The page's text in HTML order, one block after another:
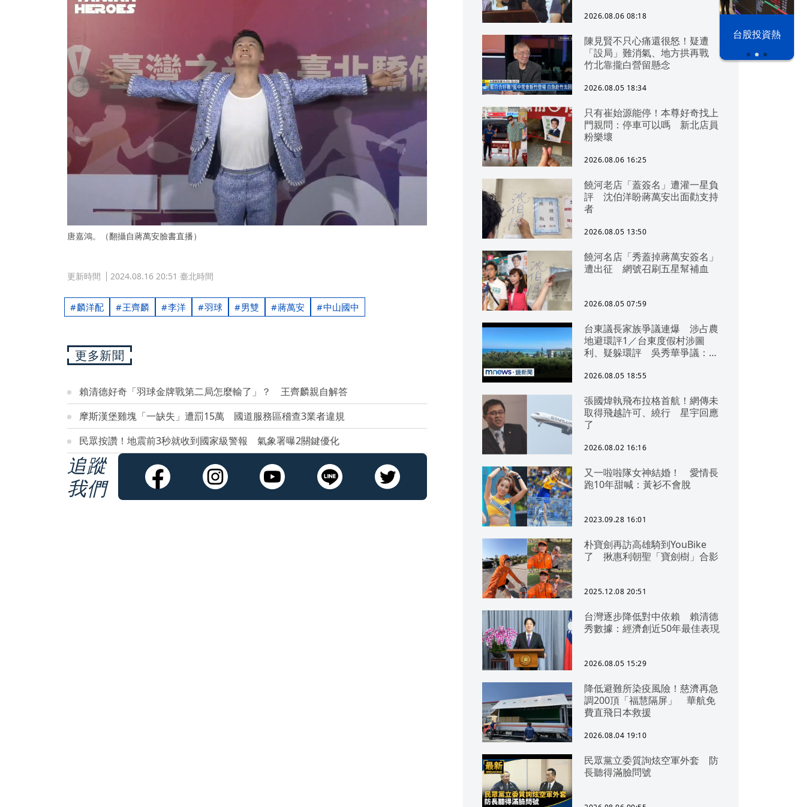
漢光42演習 台股投資熱
唐嘉鴻。（翻攝自蔣萬安臉書直播）
更新時間 2024.08.16 20:51 臺北時間
麟洋配 王齊麟 李洋 羽球 男雙 蔣萬安 中山國中
更多新聞
賴清德好奇「羽球金牌戰第二局怎麼輸了」？ 王齊麟親自解答
摩斯漢堡雞塊「一缺失」遭罰15萬 國道服務區稽查3業者違規
民眾按讚！地震前3秒就收到國家級警報 氣象署曝2關鍵優化
追蹤
我們
2026.08.06 08:18
陳見賢不只心痛還很怒！疑遭
「設局」難消氣、地方拱再戰
竹北靠攏白營留懸念
2026.08.05 18:34
只有崔始源能停！本尊好奇找上
門親問：停車可以嗎 新北店員
粉樂壞
2026.08.06 16:25
饒河老店「蓋簽名」遭灌一星負
評 沈伯洋盼蔣萬安出面勸支持
者
2026.08.05 13:50
饒河名店「秀蓋掉蔣萬安簽名」
遭出征 網號召刷五星幫補血
2026.08.05 07:59
台東議長家族爭議連爆 涉占農
地避環評1／台東度假村涉圖
利、疑躲環評 吳秀華爭議：概
2026.08.05 18:55
張國煒執飛布拉格首航！網傳未
取得飛越許可、繞行 星宇回應
了
2026.08.02 16:16
又一啦啦隊女神結婚！ 愛情長
跑10年甜喊：黃衫不會脫
2023.09.28 16:01
朴寶劍再訪高雄騎到YouBike
了 揪惠利朝聖「寶劍樹」合影
2025.12.08 20:51
台灣逐步降低對中依賴 賴清德
秀數據：經濟創近50年最佳表現
2026.08.05 15:29
降低避難所染疫風險！慈濟再急
調200頂「福慧隔屏」 華航免
費直飛日本救援
2026.08.04 19:10
民眾黨立委質詢炫空軍外套 防
長聽得滿臉問號